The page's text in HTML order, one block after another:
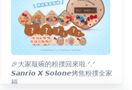
🎉大家敲碗的粉撲回來啦.ᐟ‪‪.ᐟ
𝙎𝙖𝙣𝙧𝙞𝙤 𝙓 𝙎𝙤𝙡𝙤𝙣𝙚烤焦粉撲全家
福